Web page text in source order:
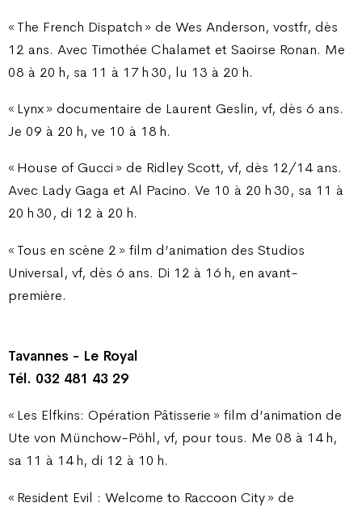
« The French Dispatch » de Wes Anderson, vostfr, dès
12 ans. Avec Timothée Chalamet et Saoirse Ronan. Me
08 à 20 h, sa 11 à 17 h 30, lu 13 à 20 h.
« Lynx » documentaire de Laurent Geslin, vf, dès 6 ans.
Je 09 à 20 h, ve 10 à 18 h.
« House of Gucci » de Ridley Scott, vf, dès 12/14 ans.
Avec Lady Gaga et Al Pacino. Ve 10 à 20 h 30, sa 11 à
20 h 30, di 12 à 20 h.
« Tous en scène 2 » film d’animation des Studios
Universal, vf, dès 6 ans. Di 12 à 16 h, en avant-
première.
Tavannes - Le Royal
Tél. 032 481 43 29
« Les Elfkins: Opération Pâtisserie » film d’animation de
Ute von Münchow-Pöhl, vf, pour tous. Me 08 à 14 h,
sa 11 à 14 h, di 12 à 10 h.
« Resident Evil : Welcome to Raccoon City » de